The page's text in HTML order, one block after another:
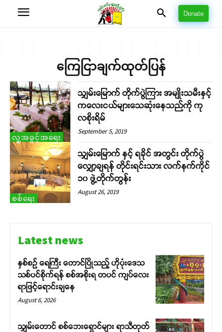
Donate
ကြေငြာချက်ထုတ်ပြန်
လူ့အခွင့်အရေး
သျှမ်းမြောက် တိုက်ပွဲကြား အမျိုးသမီးနှင့်
ကလေးငယ်များသေဆုံးနေသည်ကို ကု
လစိုးရိမ်
September 5, 2019
စစ်ရေး
သျှမ်းမြောက် နှင့် ရခိုင် အတွင်း တိုက်ပွဲ
လျှော့ချရန် တိုင်းရင်းသား လက်နက်ကိုင်
၁၀ ဖွဲ့တိုက်တွန်း
August 26, 2019
Latest news
နှစ်စဉ် ရေကြီး တောင်ပြိုသည့် ဟိုပုံးဒေသ
သစ်ပင်စိုက်ရန် စစ်အစိုးရ တပင် ကျပ်လေး
ရာဖြင့်ရောင်းချနေ
August 6, 2026
သျှမ်းတောင် စစ်ဘေးရှောင်များ ရာသီတုတ်